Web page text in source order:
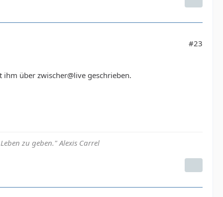
#23
über zwischer@live geschrieben.
zu geben." Alexis Carrel